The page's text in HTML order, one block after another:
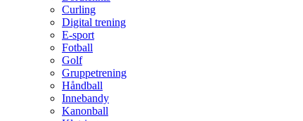
Curling
Digital trening
E-sport
Fotball
Golf
Gruppetrening
Håndball
Innebandy
Kanonball